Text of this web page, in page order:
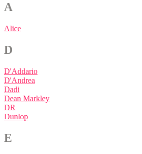
A
Alice
D
D'Addario
D'Andrea
Dadi
Dean Markley
DR
Dunlop
E